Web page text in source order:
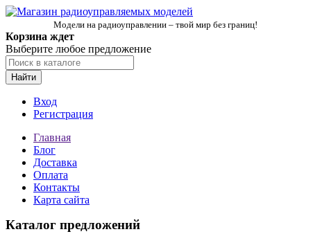
Модели на радиоуправлении – твой мир без границ!
Корзина ждет
Выберите любое предложение
Найти
Вход
Регистрация
Главная
Блог
Доставка
Оплата
Контакты
Карта сайта
Каталог предложений